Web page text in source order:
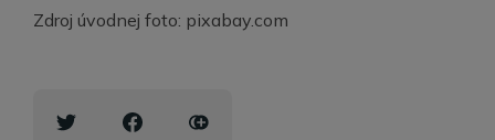
Zdroj úvodnej foto: pixabay.com